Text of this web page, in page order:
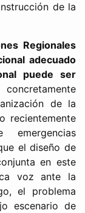
de la
Regionales
adecuado
puede ser
concretamente
de la
recientemente
el diseño de
en este
voz ante la
el problema
escenario de